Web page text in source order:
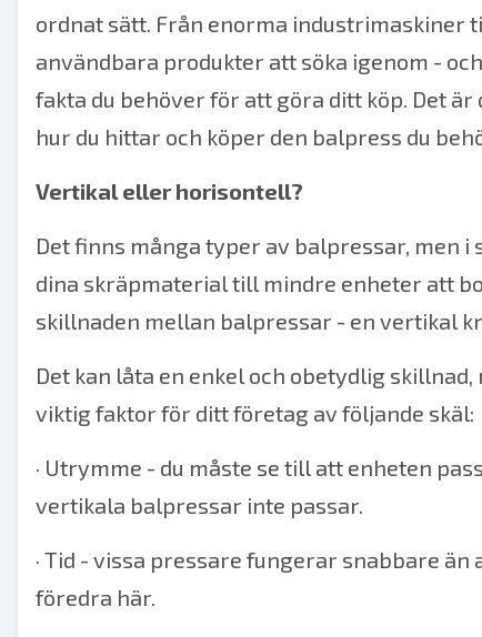
ordnat sätt. Från enorma industrimaskiner
användbara produkter att söka igenom -
fakta du behöver för att göra ditt köp. Det
hur du hittar och köper den balpress du
Vertikal eller horisontell?
Det finns många typer av balpressar, men
dina skräpmaterial till mindre enheter att
skillnaden mellan balpressar - en vertikal
Det kan låta en enkel och obetydlig
viktig faktor för ditt företag av följande skäl:
· Utrymme - du måste se till att enheten
vertikala balpressar inte passar.
· Tid - vissa pressare fungerar snabbare
föredra här.